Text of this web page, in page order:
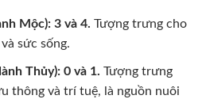
Mộc): 3 và 4. Tượng trưng cho
sức sống.
Thủy): 0 và 1. Tượng trưng
thông và trí tuệ, là nguồn nuôi